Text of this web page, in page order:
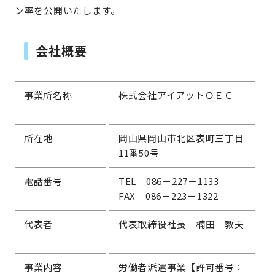
ン率を公開いたします。
会社概要
事業所名称 株式会社アイアットＯＥＣ
所在地
岡山県岡山市北区表町三丁目
11番50号
電話番号
TEL 086－227－1133
FAX 086－223－1322
代表者 代表取締役社長 楠田 教夫
事業内容
労働者派遣事業【許可番号：